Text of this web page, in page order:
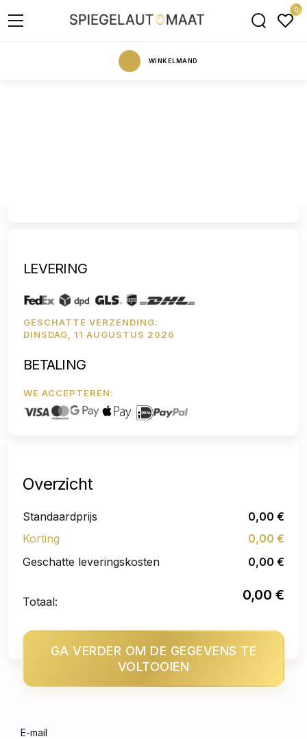
0
WINKELMAND
LEVERING
GESCHATTE VERZENDING:
DINSDAG, 11 AUGUSTUS 2026
BETALING
WE ACCEPTEREN:
Overzicht
0,00 €
Standaardprijs
0,00 €
Korting
0,00 €
Geschatte leveringskosten
0,00 €
Totaal:
GA VERDER OM DE GEGEVENS TE
VOLTOOIEN
E-mail